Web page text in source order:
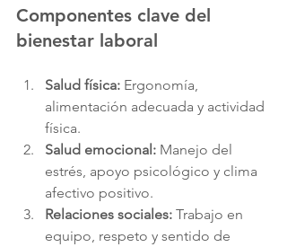
Componentes clave del
bienestar laboral
Salud física: Ergonomía,
alimentación adecuada y actividad
física.
Salud emocional: Manejo del
estrés, apoyo psicológico y clima
afectivo positivo.
Relaciones sociales: Trabajo en
equipo, respeto y sentido de